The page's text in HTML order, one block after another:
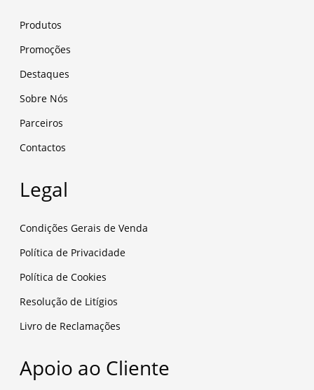
Produtos
Promoções
Destaques
Sobre Nós
Parceiros
Contactos
Legal
Condições Gerais de Venda
Política de Privacidade
Política de Cookies
Resolução de Litígios
Livro de Reclamações
Apoio ao Cliente